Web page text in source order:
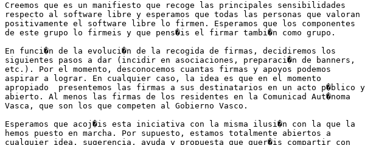
Creemos que es un manifiesto que recoge las principales sensibilidades
respecto al software libre y esperamos que todas las personas que valoran
positivamente el software libre lo firmen. Esperamos que los componentes
de este grupo lo firmeis y que pens�is el firmar tambi�n como grupo.
En funci�n de la evoluci�n de la recogida de firmas, decidiremos los
siguientes pasos a dar (incidir en asociaciones, preparaci�n de banners,
etc.). Por el momento, desconocemos cuantas firmas y apoyos podemos
aspirar a lograr. En cualquier caso, la idea es que en el momento
apropiado  presentemos las firmas a sus destinatarios en un acto p�blico y
abierto. Al menos las firmas de los residentes en la Comunicad Aut�noma
Vasca, que son los que competen al Gobierno Vasco.
Esperamos que acoj�is esta iniciativa con la misma ilusi�n con la que la
hemos puesto en marcha. Por supuesto, estamos totalmente abiertos a
cualquier idea, sugerencia, ayuda y propuesta que quer�is compartir con